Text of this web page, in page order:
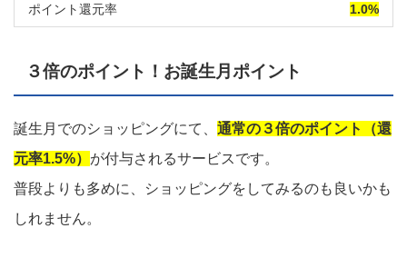
1.0%
３倍のポイント！お誕生月ポイント
誕生月でのショッピングにて、 通常の３倍のポイント（還
元率1.5%） が付与されるサービスです。
普段よりも多めに、ショッピングをしてみるのも良いかも
しれません。